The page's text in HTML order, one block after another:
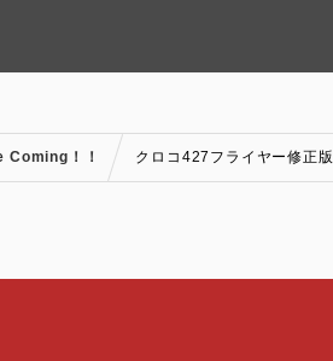
Coming！！ クロコ427フライヤー修正版